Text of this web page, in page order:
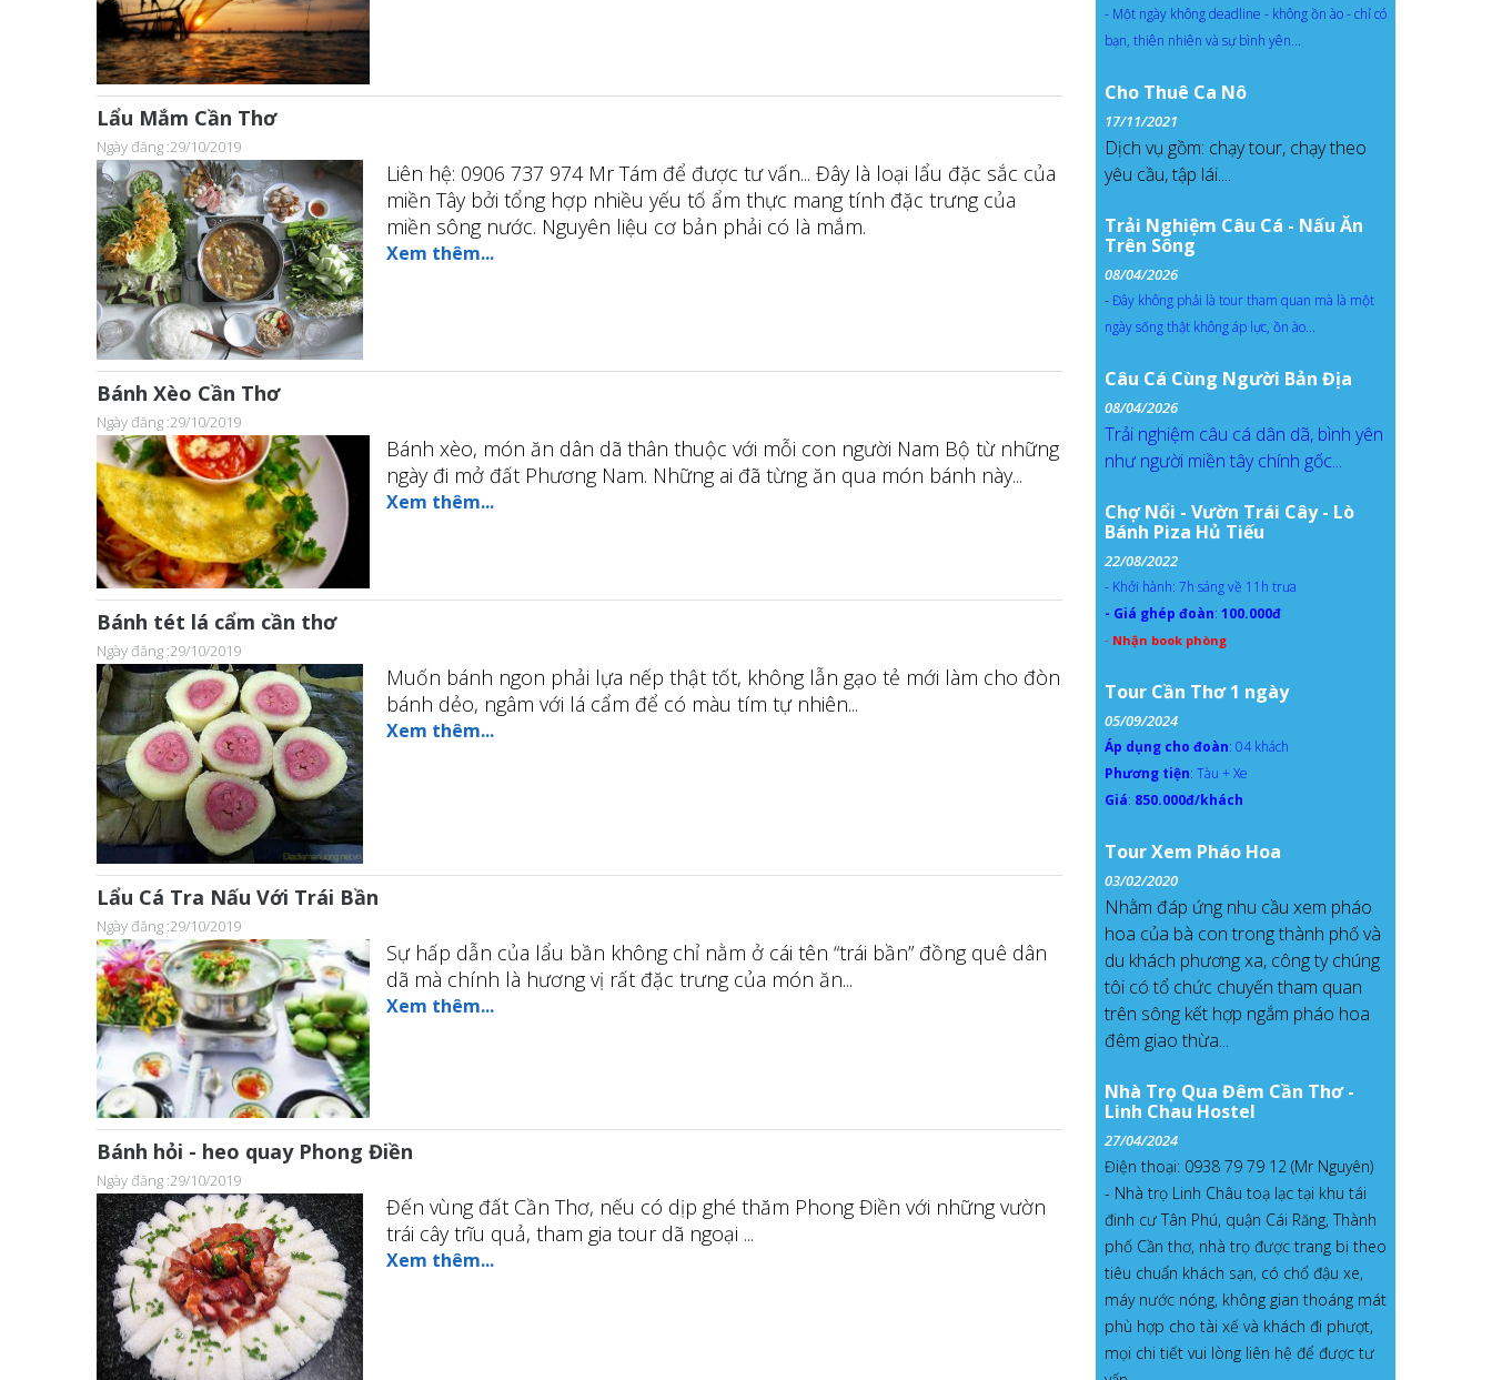
Lẩu Mắm Cần Thơ
Ngày đăng :29/10/2019
Liên hệ: 0906 737 974 Mr Tám để được tư vấn... Đây là loại lẩu đặc sắc của
miền Tây bởi tổng hợp nhiều yếu tố ẩm thực mang tính đặc trưng của
miền sông nước. Nguyên liệu cơ bản phải có là mắm.
Xem thêm...
Bánh Xèo Cần Thơ
Ngày đăng :29/10/2019
Bánh xèo, món ăn dân dã thân thuộc với mỗi con người Nam Bộ từ những
ngày đi mở đất Phương Nam. Những ai đã từng ăn qua món bánh này...
Xem thêm...
Bánh tét lá cẩm cần thơ
Ngày đăng :29/10/2019
Muốn bánh ngon phải lựa nếp thật tốt, không lẫn gạo tẻ mới làm cho đòn
bánh dẻo, ngâm với lá cẩm để có màu tím tự nhiên...
Xem thêm...
Lẩu Cá Tra Nấu Với Trái Bần
Ngày đăng :29/10/2019
Sự hấp dẫn của lẩu bần không chỉ nằm ở cái tên “trái bần” đồng quê dân
dã mà chính là hương vị rất đặc trưng của món ăn...
Xem thêm...
Bánh hỏi - heo quay Phong Điền
Ngày đăng :29/10/2019
Đến vùng đất Cần Thơ, nếu có dịp ghé thăm Phong Điền với những vườn
trái cây trĩu quả, tham gia tour dã ngoại ...
Xem thêm...
- Một ngày không deadline - không ồn ào - chỉ có
bạn, thiên nhiên và sự bình yên...
Cho Thuê Ca Nô
17/11/2021
Dịch vụ gồm: chạy tour, chạy theo
yêu cầu, tập lái....
Trải Nghiệm Câu Cá - Nấu Ăn
Trên Sông
08/04/2026
-Đây không phải là tour tham quan mà là một
ngày sống thật không áp lực, ồn ào...
Câu Cá Cùng Người Bản Địa
08/04/2026
Trải nghiệm câu cá dân dã, bình yên
như người miền tây chính gốc...
Chợ Nổi - Vườn Trái Cây - Lò
Bánh Piza Hủ Tiếu
22/08/2022
- Khởi hành: 7h sáng về 11h trưa
- Giá ghép đoàn: 100.000đ
- Nhận book phòng
Tour Cần Thơ 1 ngày
05/09/2024
Áp dụng cho đoàn: 04 khách
Phương tiện: Tàu + Xe
Giá: 850.000đ/khách
Tour Xem Pháo Hoa
03/02/2020
Nhằm đáp ứng nhu cầu xem pháo
hoa của bà con trong thành phố và
du khách phương xa, công ty chúng
tôi có tổ chức chuyến tham quan
trên sông kết hợp ngắm pháo hoa
đêm giao thừa...
Nhà Trọ Qua Đêm Cần Thơ -
Linh Chau Hostel
27/04/2024
Điện thoại: 0938 79 79 12 (Mr Nguyên)
- Nhà trọ Linh Châu toạ lạc tại khu tái
đinh cư Tân Phú, quận Cái Răng, Thành
phố Cần thơ, nhà trọ được trang bị theo
tiêu chuẩn khách sạn, có chổ đậu xe,
máy nước nóng, không gian thoáng mát
phù hợp cho tài xế và khách đi phượt,
mọi chi tiết vui lòng liên hệ để được tư